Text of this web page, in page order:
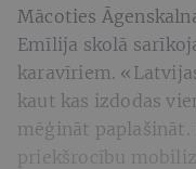
Mācoties
Emīlija skolā
karavīriem.
kaut kas izdodas
mēģināt paplašināt.
priekšrocību